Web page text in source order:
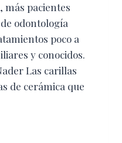
más pacientes
odontología
poco a
y conocidos.
Las carillas
de cerámica que